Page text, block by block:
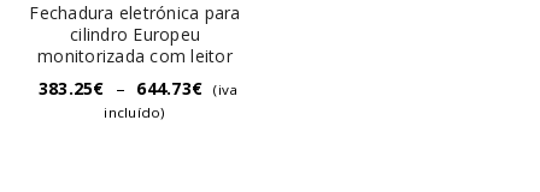
Fechadura eletrónica para
cilindro Europeu
monitorizada com leitor
383.25€ – 644.73€
(iva
incluído)